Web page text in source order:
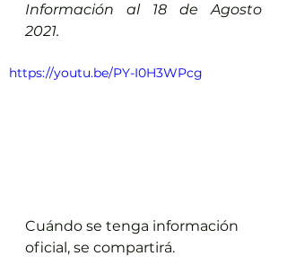
Información al 18 de Agosto
2021.
https://youtu.be/PY-I0H3WPcg
Cuándo se tenga información
oficial, se compartirá.